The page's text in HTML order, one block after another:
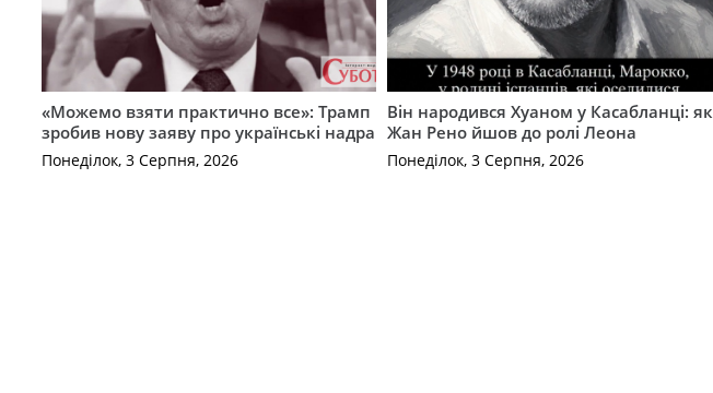
«Можемо взяти практично все»: Трамп
зробив нову заяву про українські надра
Понеділок, 3 Серпня, 2026
Він народився Хуаном у Касабланці: як
Жан Рено йшов до ролі Леона
Понеділок, 3 Серпня, 2026